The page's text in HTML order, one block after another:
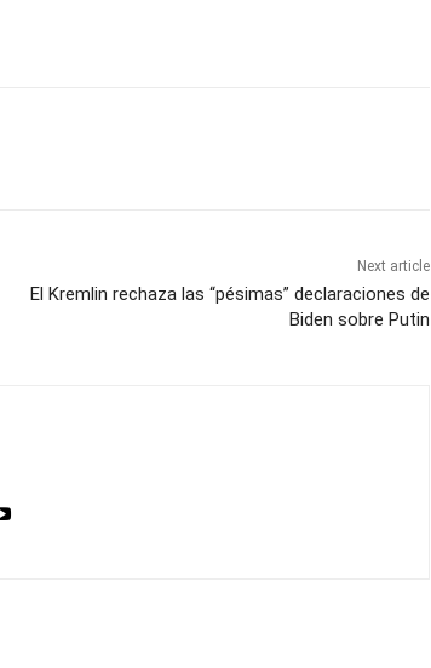
Next article
El Kremlin rechaza las “pésimas” declaraciones de
Biden sobre Putin